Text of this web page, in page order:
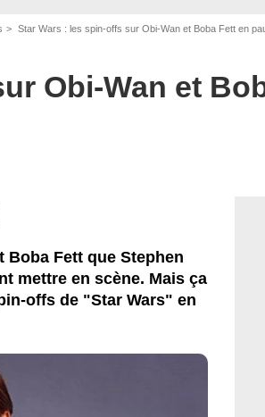
Star Wars : les spin-offs sur Obi-Wan et Boba Fett en
Obi-Wan et
cet article
Boba Fett que Stephen
mettre en scène. Mais ça
offs de "Star Wars" en